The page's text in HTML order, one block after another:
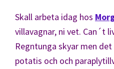
Skall arbeta idag hos
villavagnar, ni vet. Can´t
Regntunga skyar men
potatis och och